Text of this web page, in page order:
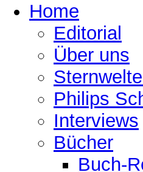
Home
Editorial
Über uns
Philips
Interviews
Bücher
Buch-